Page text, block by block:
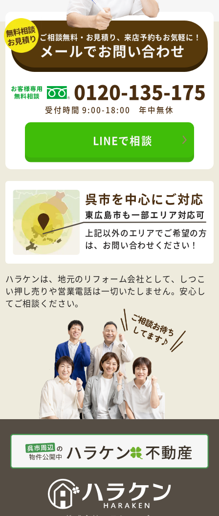
ご相談無料・お見積り、来店予約もお気軽に！
メールでお問い合わせ
0120-135-175
受付時間 9:00-18:00 年中無休
LINEで相談
呉市を中心にご対応
東広島市も一部エリア対応可
上記以外のエリアでご希望の方
は、 お問い合わせください！
ハラケンは、地元のリフォーム会社として、しつこ
い押し売りや営業電話は一切いたしません。安心し
てご相談ください。